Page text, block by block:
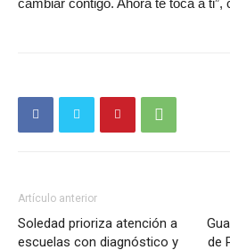
Artículo anterior
Soledad prioriza atención a
escuelas con diagnóstico y
de